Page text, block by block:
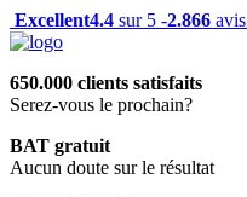
Excellent4.4 sur 5 -2.866 avis
650.000 clients satisfaits
Serez-vous le prochain?
BAT gratuit
Aucun doute sur le résultat